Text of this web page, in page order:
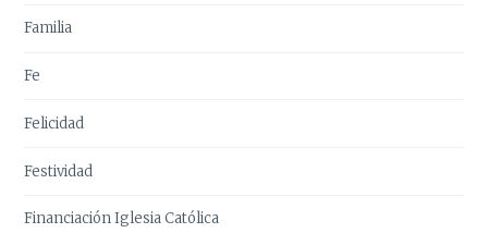
Familia
Fe
Felicidad
Festividad
Financiación Iglesia Católica